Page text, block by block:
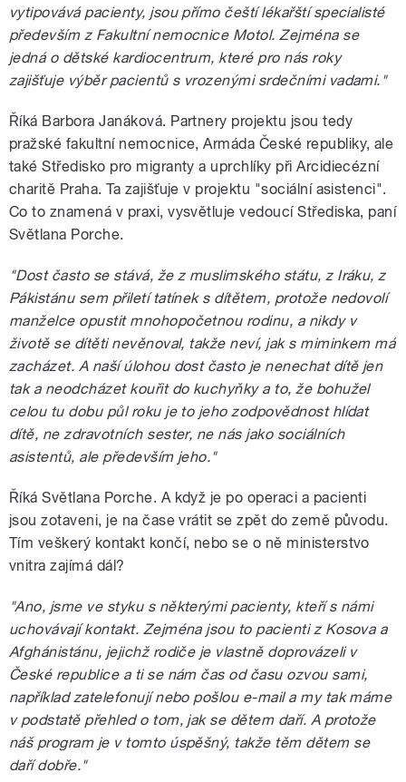
vytipovává pacienty, jsou přímo čeští lékařští specialisté
především z Fakultní nemocnice Motol. Zejména se
jedná o dětské kardiocentrum, které pro nás roky
zajišťuje výběr pacientů s vrozenými srdečními vadami."
Říká Barbora Janáková. Partnery projektu jsou tedy
pražské fakultní nemocnice, Armáda České republiky, ale
také Středisko pro migranty a uprchlíky při Arcidiecézní
charitě Praha. Ta zajišťuje v projektu "sociální asistenci".
Co to znamená v praxi, vysvětluje vedoucí Střediska, paní
Světlana Porche.
"Dost často se stává, že z muslimského státu, z Iráku, z
Pákistánu sem přiletí tatínek s dítětem, protože nedovolí
manželce opustit mnohopočetnou rodinu, a nikdy v
životě se dítěti nevěnoval, takže neví, jak s miminkem má
zacházet. A naší úlohou dost často je nenechat dítě jen
tak a neodcházet kouřit do kuchyňky a to, že bohužel
celou tu dobu půl roku je to jeho zodpovědnost hlídat
dítě, ne zdravotních sester, ne nás jako sociálních
asistentů, ale především jeho."
Říká Světlana Porche. A když je po operaci a pacienti
jsou zotaveni, je na čase vrátit se zpět do země původu.
Tím veškerý kontakt končí, nebo se o ně ministerstvo
vnitra zajímá dál?
"Ano, jsme ve styku s některými pacienty, kteří s námi
uchovávají kontakt. Zejména jsou to pacienti z Kosova a
Afghánistánu, jejichž rodiče je vlastně doprovázeli v
České republice a ti se nám čas od času ozvou sami,
například zatelefonují nebo pošlou e-mail a my tak máme
v podstatě přehled o tom, jak se dětem daří. A protože
náš program je v tomto úspěšný, takže těm dětem se
daří dobře."